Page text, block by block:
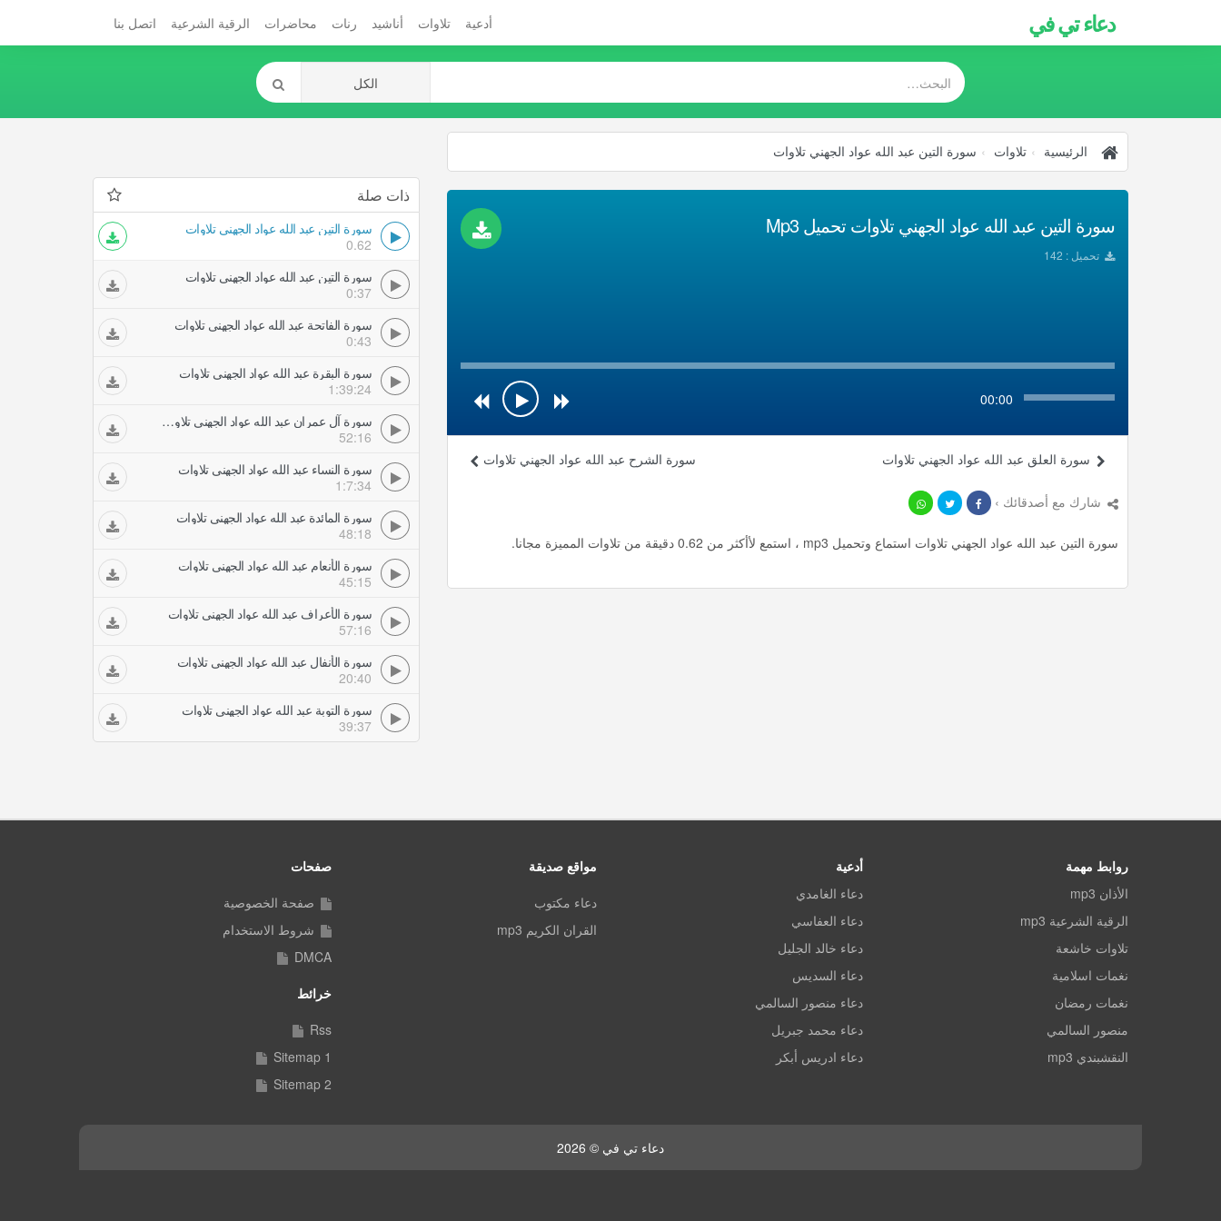
دعاء تي في أدعية تلاوات أناشيد رنات محاضرات الرقية الشرعية اتصل بنا
الرئيسية تلاوات سورة التين عبد الله عواد الجهني تلاوات
سورة التين عبد الله عواد الجهني تلاوات تحميل Mp3
تحميل : 142
00:00
سورة الشرح عبد الله عواد الجهني تلاوات سورة العلق عبد الله عواد الجهني تلاوات
شارك مع أصدقائك ›
سورة التين عبد الله عواد الجهني تلاوات استماع وتحميل mp3 ، استمع لأأكثر من 0.62 دقيقة من تلاوات المميزة مجانا.
ذات صلة
سورة التين عبد الله عواد الجهني تلاوات
0.62
سورة التين عبد الله عواد الجهني تلاوات
0:37
سورة الفاتحة عبد الله عواد الجهني تلاوات
0:43
سورة البقرة عبد الله عواد الجهني تلاوات
1:39:24
سورة آل عمران عبد الله عواد الجهني تلاوات
52:16
سورة النساء عبد الله عواد الجهني تلاوات
1:7:34
سورة المائدة عبد الله عواد الجهني تلاوات
48:18
سورة الأنعام عبد الله عواد الجهني تلاوات
45:15
سورة الأعراف عبد الله عواد الجهني تلاوات
57:16
سورة الأنفال عبد الله عواد الجهني تلاوات
20:40
سورة التوبة عبد الله عواد الجهني تلاوات
39:37
روابط مهمة
الأذان mp3
الرقية الشرعية mp3
تلاوات خاشعة
نغمات اسلامية
نغمات رمضان
منصور السالمي
النقشبندي mp3
أدعية
دعاء الغامدي
دعاء العفاسي
دعاء خالد الجليل
دعاء السديس
دعاء منصور السالمي
دعاء محمد جبريل
دعاء ادريس أبكر
مواقع صديقة
دعاء مكتوب
القران الكريم mp3
صفحات
صفحة الخصوصية
شروط الاستخدام
DMCA
خرائط
Rss
Sitemap 1
Sitemap 2
دعاء تي في © 2026